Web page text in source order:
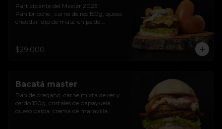
Participante del Master 2023
Pan brioche , carne de res 150g, queso
cheddar, dip de maíz, chips de
$29.000
Bacatá master
Pan de oregano, carne mixta de res y
cerdo 150g, cristales de papayuela,
queso paipa, crema de maravilla,